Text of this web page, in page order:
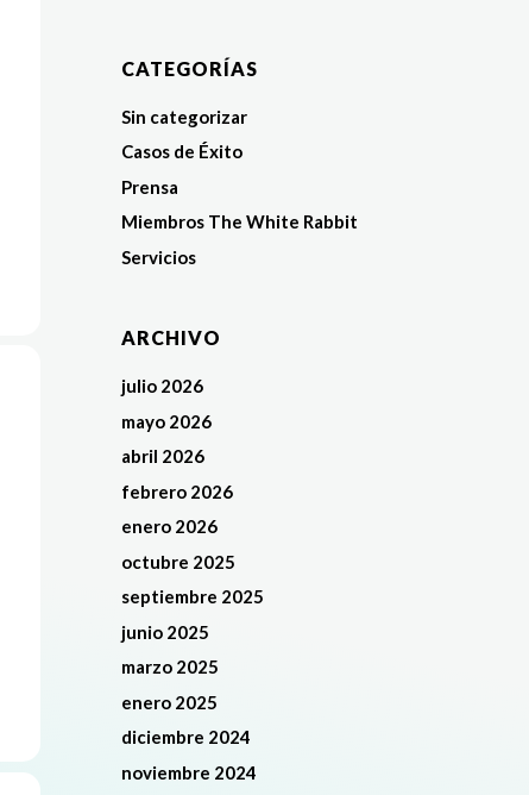
CATEGORÍAS
Sin categorizar
Casos de Éxito
Prensa
Miembros The White Rabbit
Servicios
ARCHIVO
julio 2026
mayo 2026
abril 2026
febrero 2026
enero 2026
octubre 2025
septiembre 2025
junio 2025
marzo 2025
enero 2025
diciembre 2024
noviembre 2024